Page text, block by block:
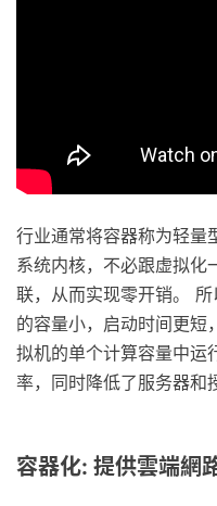
行业通常将容器称为轻量
系统内核，不必跟虚拟化
联，从而实现零开销。
的容量小，启动时间更短
拟机的单个计算容量中运
率，同时降低了服务器和
容器化: 提供雲端網